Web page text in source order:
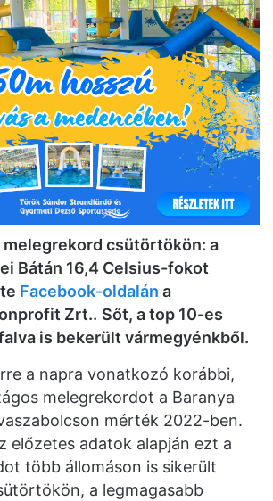
melegrekord csütörtökön: a
Bátán 16,4 Celsius-fokot
Facebook-oldalán a
Zrt.. Sőt, a top 10-es
is bekerült vármegyénkből.
a napra vonatkozó korábbi,
melegrekordot a Baranya
mérték 2022-ben.
előzetes adatok alapján ezt a
több állomáson is sikerült
a legmagasabb